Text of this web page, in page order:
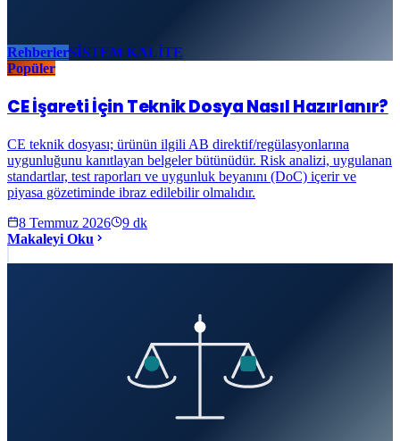
RehberlerSİSTEM KALİTE
Popüler
CE İşareti İçin Teknik Dosya Nasıl Hazırlanır?
CE teknik dosyası; ürünün ilgili AB direktif/regülasyonlarına
uygunluğunu kanıtlayan belgeler bütünüdür. Risk analizi, uygulanan
standartlar, test raporları ve uygunluk beyanını (DoC) içerir ve
piyasa gözetiminde ibraz edilebilir olmalıdır.
8 Temmuz 2026
9 dk
Makaleyi Oku